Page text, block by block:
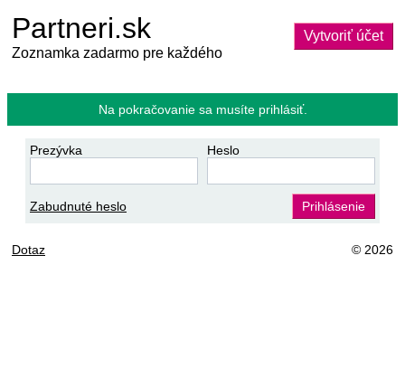
Partneri.sk
Zoznamka zadarmo pre každého
Vytvoriť účet
Na pokračovanie sa musíte prihlásiť.
Prezývka Heslo
Zabudnuté heslo Prihlásenie
Dotaz © 2026